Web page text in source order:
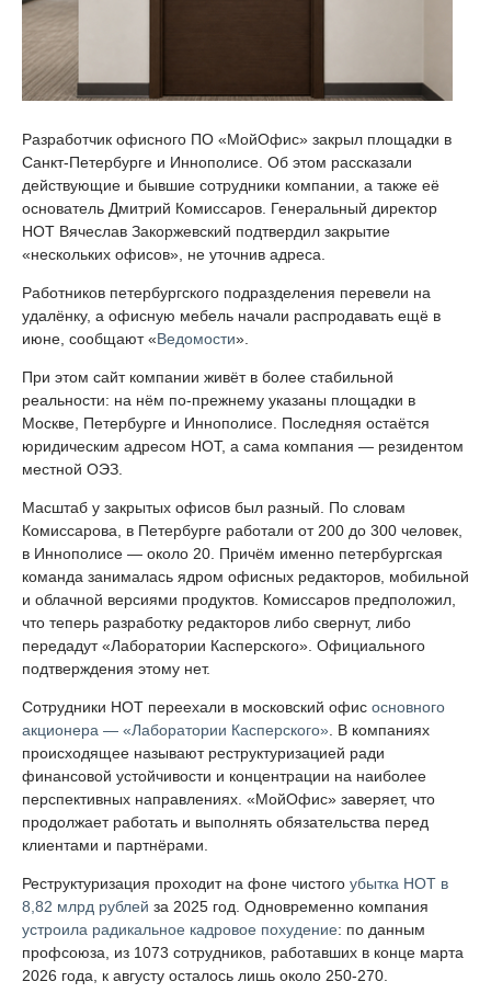
Разработчик офисного ПО «МойОфис» закрыл площадки в
Санкт-Петербурге и Иннополисе. Об этом рассказали
действующие и бывшие сотрудники компании, а также её
основатель Дмитрий Комиссаров. Генеральный директор
НОТ Вячеслав Закоржевский подтвердил закрытие
«нескольких офисов», не уточнив адреса.
Работников петербургского подразделения перевели на
удалёнку, а офисную мебель начали распродавать ещё в
июне, сообщают «Ведомости».
При этом сайт компании живёт в более стабильной
реальности: на нём по-прежнему указаны площадки в
Москве, Петербурге и Иннополисе. Последняя остаётся
юридическим адресом НОТ, а сама компания — резидентом
местной ОЭЗ.
Масштаб у закрытых офисов был разный. По словам
Комиссарова, в Петербурге работали от 200 до 300 человек,
в Иннополисе — около 20. Причём именно петербургская
команда занималась ядром офисных редакторов, мобильной
и облачной версиями продуктов. Комиссаров предположил,
что теперь разработку редакторов либо свернут, либо
передадут «Лаборатории Касперского». Официального
подтверждения этому нет.
Сотрудники НОТ переехали в московский офис основного
акционера — «Лаборатории Касперского» . В компаниях
происходящее называют реструктуризацией ради
финансовой устойчивости и концентрации на наиболее
перспективных направлениях. «МойОфис» заверяет, что
продолжает работать и выполнять обязательства перед
клиентами и партнёрами.
Реструктуризация проходит на фоне чистого убытка НОТ в
8,82 млрд рублей за 2025 год. Одновременно компания
устроила радикальное кадровое похудение: по данным
профсоюза, из 1073 сотрудников, работавших в конце марта
2026 года, к августу осталось лишь около 250-270.